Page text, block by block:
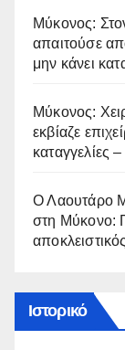
Μύκονος:
απαιτούσε
μην κάνει
Μύκονος:
εκβίαζε
καταγγελίες
Ο Λαουτάρο
στη Μύκονο:
Ιστορικό